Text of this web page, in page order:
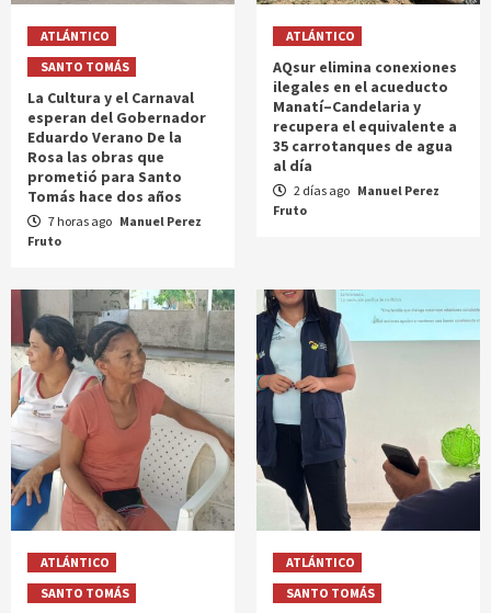
ATLÁNTICO
SANTO TOMÁS
La Cultura y el Carnaval
esperan del Gobernador
Eduardo Verano De la
Rosa las obras que
prometió para Santo
Tomás hace dos años
7 horas ago Manuel Perez
Fruto
ATLÁNTICO
AQsur elimina conexiones
ilegales en el acueducto
Manatí–Candelaria y
recupera el equivalente a
35 carrotanques de agua
al día
2 días ago Manuel Perez
Fruto
ATLÁNTICO
SANTO TOMÁS
ATLÁNTICO
SANTO TOMÁS